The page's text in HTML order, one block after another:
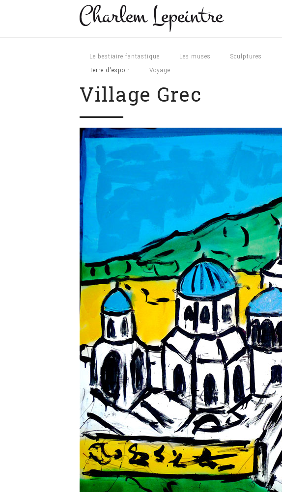
Le bestiaire fantastique Les muses Sculptures
Terre d'espoir
Voyage
Village Grec